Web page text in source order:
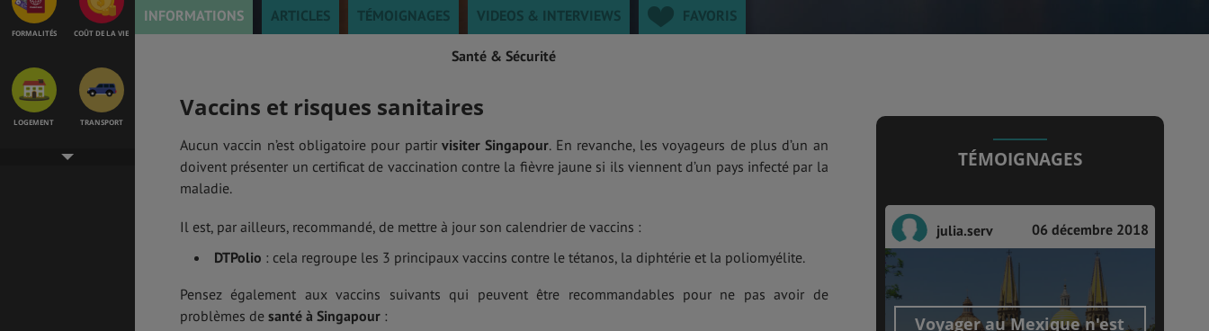
FORMALITÉS COÛT DE LA VIE
LOGEMENT TRANSPORT
INFORMATIONS
ARTICLES TÉMOIGNAGES VIDEOS & INTERVIEWS FAVORIS
Santé & Sécurité
Vaccins et risques sanitaires
Aucun vaccin n’est obligatoire pour partir visiter Singapour. En revanche, les voyageurs de plus d’un an
doivent présenter un certificat de vaccination contre la fièvre jaune si ils viennent d’un pays infecté par la
maladie.
Il est, par ailleurs, recommandé, de mettre à jour son calendrier de vaccins :
DTPolio : cela regroupe les 3 principaux vaccins contre le tétanos, la diphtérie et la poliomyélite.
Pensez également aux vaccins suivants qui peuvent être recommandables pour ne pas avoir de
problèmes de santé à Singapour :
TÉMOIGNAGES
julia.serv 06 décembre 2018
Voyager au Mexique n'est